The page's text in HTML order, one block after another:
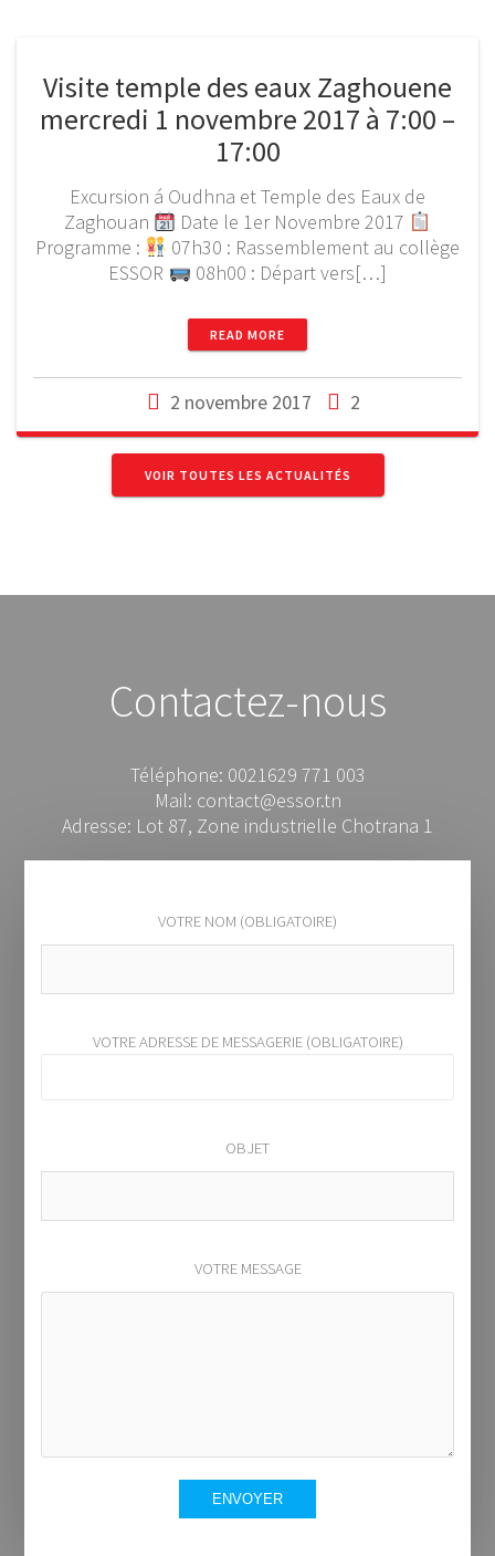
Visite temple des eaux Zaghouene
mercredi 1 novembre 2017 à 7:00 –
17:00
Excursion á Oudhna et Temple des Eaux de
Zaghouan
Date le 1er Novembre 2017
Programme :
07h30 : Rassemblement au collège
ESSOR
08h00 : Départ vers[…]
READ MORE
2 novembre 2017 2
VOIR TOUTES LES ACTUALITÉS
Contactez-nous
Téléphone: 0021629 771 003
Mail: contact@essor.tn
Adresse: Lot 87, Zone industrielle Chotrana 1
VOTRE NOM (OBLIGATOIRE)
VOTRE ADRESSE DE MESSAGERIE (OBLIGATOIRE)
OBJET
VOTRE MESSAGE